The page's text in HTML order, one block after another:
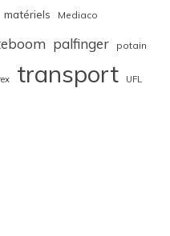
matériels Mediaco
palfinger potain
transport UFL